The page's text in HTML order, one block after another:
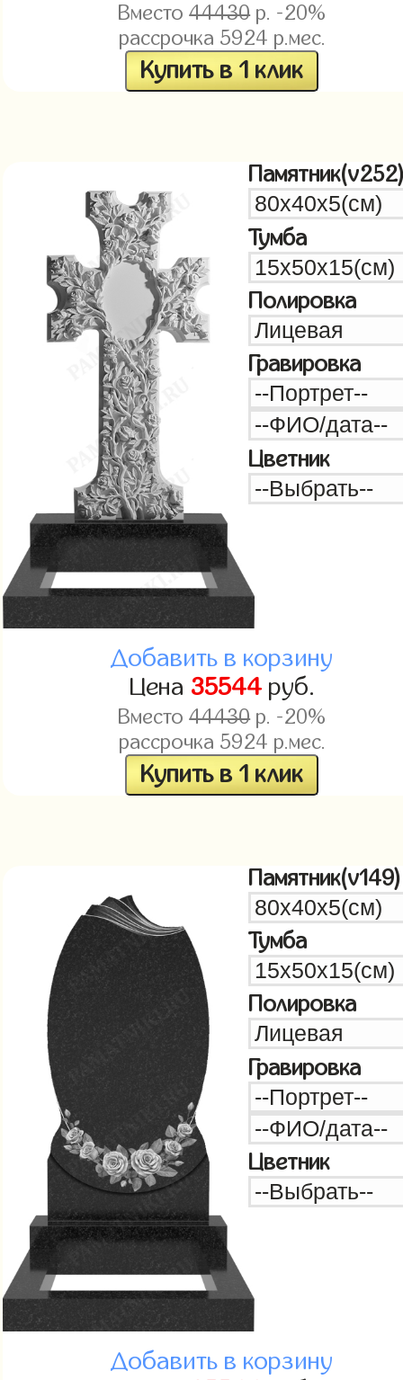
Вместо44430р. -20%
рассрочка 5924 р.мес.
Купить в 1 клик
Тумба
Полировка
Гравировка
Цветник
Добавить в корзину
Цена 35544руб.
Вместо44430р. -20%
рассрочка 5924 р.мес.
Купить в 1 клик
Памятник(v149)
Тумба
Полировка
Гравировка
Цветник
Добавить в корзину